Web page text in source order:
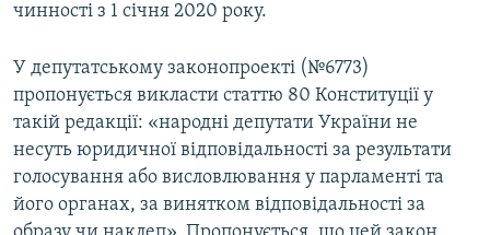
чинності з 1 січня 2020 року.
У депутатському законопроекті (№6773)
пропонується викласти статтю 80 Конституції у
такій редакції: «народні депутати України не
несуть юридичної відповідальності за результати
голосування або висловлювання у парламенті та
його органах, за винятком відповідальності за